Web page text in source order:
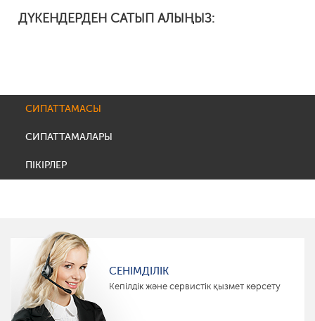
ДҮКЕНДЕРДЕН САТЫП АЛЫҢЫЗ:
СИПАТТАМАСЫ
СИПАТТАМАЛАРЫ
ПІКІРЛЕР
СЕНІМДІЛІК
Кепілдік және сервистік қызмет көрсету